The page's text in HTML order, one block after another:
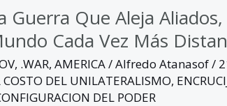
Guerra Que Aleja
Cada Vez Más
, .WAR, AMERICA/Alfredo Atanasof/
COSTO DEL UNILATERALISMO,
DEL PODER